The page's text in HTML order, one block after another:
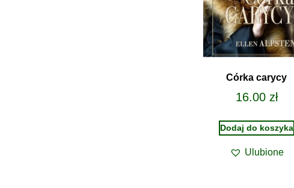
Córka carycy
16.00 zł
Dodaj do koszyka
Ulubione